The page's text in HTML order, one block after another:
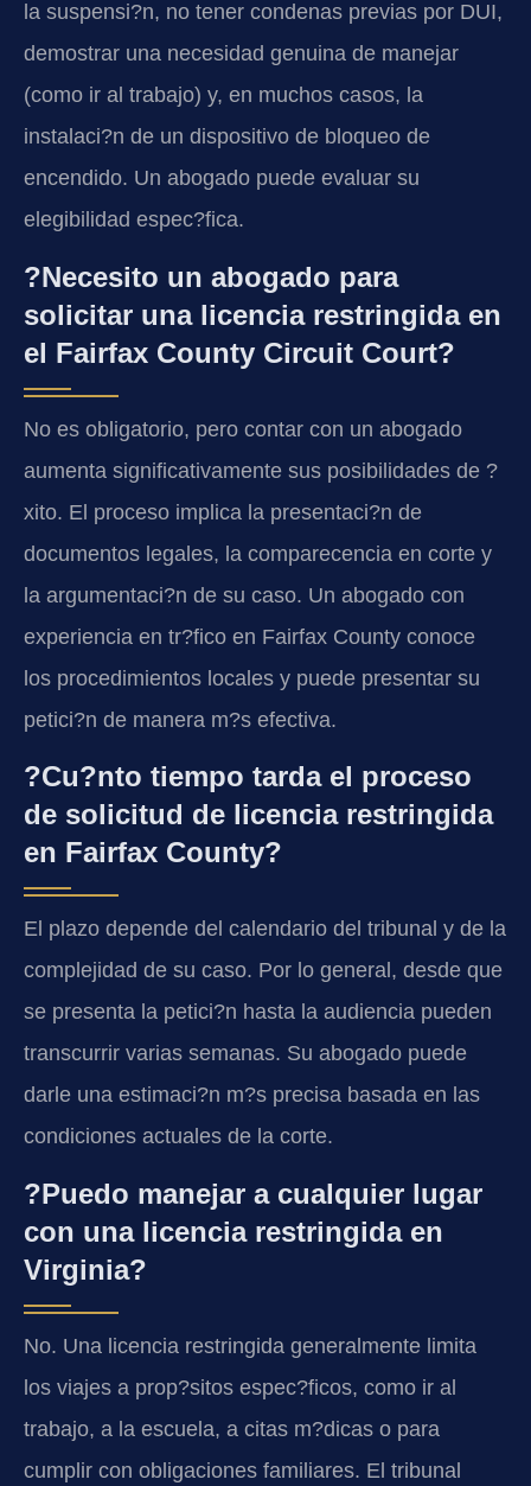
la suspensi?n, no tener condenas previas por DUI,
demostrar una necesidad genuina de manejar
(como ir al trabajo) y, en muchos casos, la
instalaci?n de un dispositivo de bloqueo de
encendido. Un abogado puede evaluar su
elegibilidad espec?fica.
?Necesito un abogado para
solicitar una licencia restringida en
el Fairfax County Circuit Court?
No es obligatorio, pero contar con un abogado
aumenta significativamente sus posibilidades de ?
xito. El proceso implica la presentaci?n de
documentos legales, la comparecencia en corte y
la argumentaci?n de su caso. Un abogado con
experiencia en tr?fico en Fairfax County conoce
los procedimientos locales y puede presentar su
petici?n de manera m?s efectiva.
?Cu?nto tiempo tarda el proceso
de solicitud de licencia restringida
en Fairfax County?
El plazo depende del calendario del tribunal y de la
complejidad de su caso. Por lo general, desde que
se presenta la petici?n hasta la audiencia pueden
transcurrir varias semanas. Su abogado puede
darle una estimaci?n m?s precisa basada en las
condiciones actuales de la corte.
?Puedo manejar a cualquier lugar
con una licencia restringida en
Virginia?
No. Una licencia restringida generalmente limita
los viajes a prop?sitos espec?ficos, como ir al
trabajo, a la escuela, a citas m?dicas o para
cumplir con obligaciones familiares. El tribunal